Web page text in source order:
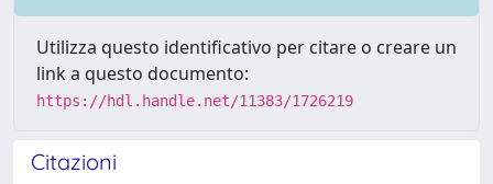
Utilizza questo identificativo per citare o creare un
link a questo documento:
https://hdl.handle.net/11383/1726219
Citazioni